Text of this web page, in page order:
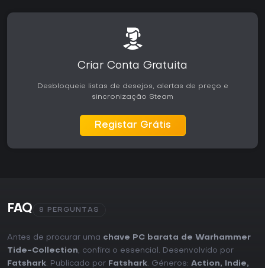
Criar Conta Gratuita
Desbloqueie listas de desejos, alertas de preço e
sincronização Steam
Registar Grátis
FAQ 8 PERGUNTAS
Antes de procurar uma chave PC barata de Warhammer
Tide-Collection, confira o essencial. Desenvolvido por
Fatshark. Publicado por Fatshark. Géneros: Action, Indie,